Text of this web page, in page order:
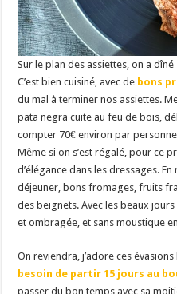
Sur le plan des assiettes, on a
C’est bien cuisiné, avec de bons
du mal à terminer nos assiettes.
pata negra cuite au feu de bois,
compter 70€ environ par
Même si on s’est régalé, pour ce
d’élégance dans les dressages.
déjeuner, bons fromages, fruits
des beignets. Avec les beaux
et ombragée, et sans moustique
On reviendra, j’adore ces
besoin de partir 15 jours au
passer du bon temps avec sa